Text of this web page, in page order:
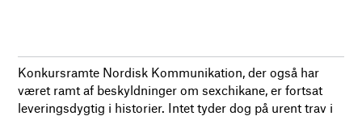
Konkursramte Nordisk Kommunikation, der også har
været ramt af beskyldninger om sexchikane, er fortsat
leveringsdygtig i historier. Intet tyder dog på urent trav i